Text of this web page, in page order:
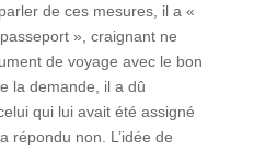
de ces mesures, il a «
», craignant ne
de voyage avec le bon
la demande, il a dû
qui lui avait été assigné
répondu non. L’idée de